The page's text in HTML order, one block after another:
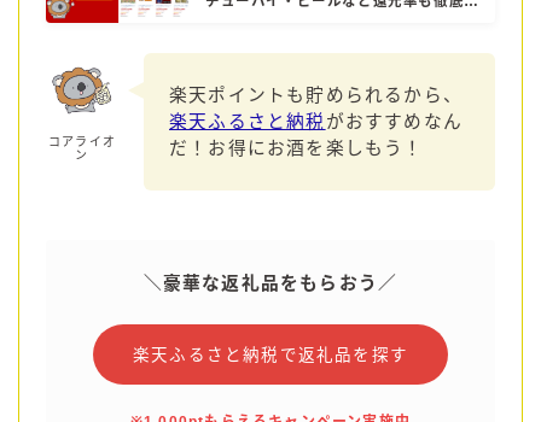
コアライオ
ン
楽天ポイントも貯められるから、
楽天ふるさと納税 がおすすめなん
だ！お得にお酒を楽しもう！
＼豪華な返礼品をもらおう／
楽天ふるさと納税で返礼品を探す
缶チューハイの売れ筋ランキングはこちら